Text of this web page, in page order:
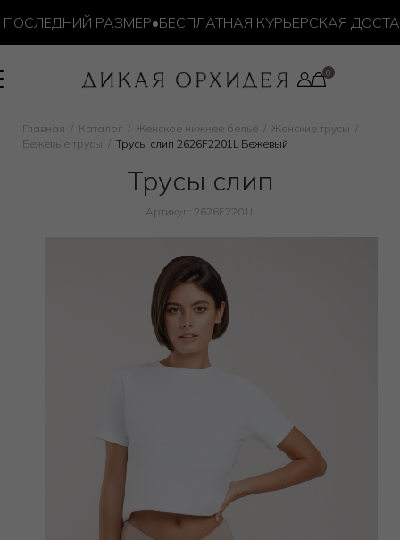
РАЗМЕР•БЕСПЛАТНАЯ КУРЬЕРСКАЯ ДОСТАВКА
Главная Каталог Женское нижнее бельё
Женские трусы
Бежевые трусы
Трусы слип 2626F2201L Бежевый
Трусы слип
Артикул: 2626F2201L